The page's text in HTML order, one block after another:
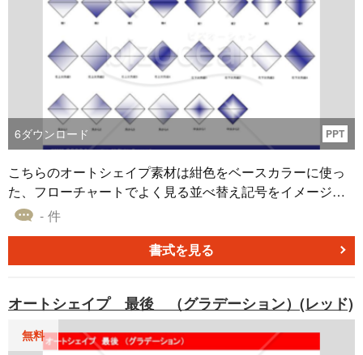
6ダウンロード PPT
こちらのオートシェイプ素材は紺色をベースカラーに使っ
た、フローチャートでよく見る並べ替え記号をイメージし
た「分類 （グラデーション）（ネイビー）」です。 「対角
ーンで作成した「分類 （グラデーション）（ネイビ
ー）」、無料でダウンロードすることが可能です。 作成す
活用いただければ幸いです。
- 件
書式を見る
オートシェイプ 最後 （グラデーション）(レッド)
無料